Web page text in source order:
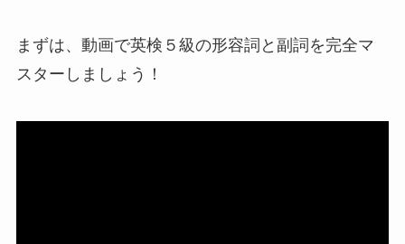
まずは、動画で英検５級の形容詞と副詞を完全マ
スターしましょう！